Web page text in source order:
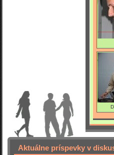
Aktuálne príspevky v